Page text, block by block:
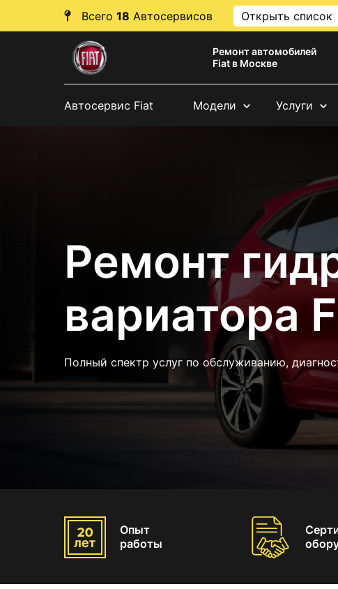
Всего 18 Автосервисов Открыть список
Ремонт автомобилей
Fiat в Москве
Автосервис Fiat Модели Услуги
Ремонт
вариатора
Полный спектр услуг по обслуживанию,
Опыт
работы